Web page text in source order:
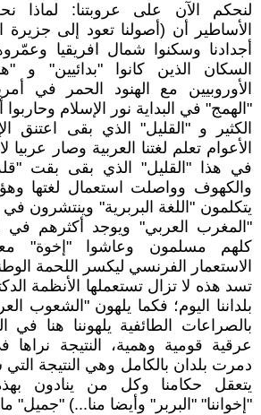
لنحكم الآن على عروبتنا:
الأساطير أن (أصولنا تعود إلى
أجدادنا وسكنوا شمال افريقيا
السكان الذين كانوا "بدائيين" و
الأوروبيين مع الهنود الحمر في
"الهمج" في البداية نور الإسلام
الكثير و "القليل" الذي بقى اعتنق
الأعوام تعلم لغتنا العربية وصار عربيا
في هذا "القليل" الذي بقى بقت
والكهوف وواصلت استعمال لغتها
يتكلمون "اللغة البربرية" وينتشرون
"المغرب العربي" ويوجد أكثرهم في
كلهم مسلمون وعاشوا "إخوة"
الاستعمار الفرنسي ليكسر اللحمة
تسد هذه لا تزال تستعملها الأنظمة
بلداننا اليوم؛ فكما يلهون "الشعوب
بالصراعات الطائفية يلهوننا هنا
عرقية قومية وهمية، النتيجة
دمرت بلدان بالكامل وهي النتيجة التي
يتعقل حكامنا وكل من ينادون
"إخواننا" "البربر" وأيضا منا...) "جميل"